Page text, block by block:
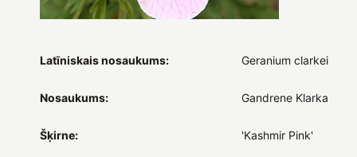
Latīniskais nosaukums: Geranium clarkei
Nosaukums: Gandrene Klarka
Šķirne: 'Kashmir Pink'